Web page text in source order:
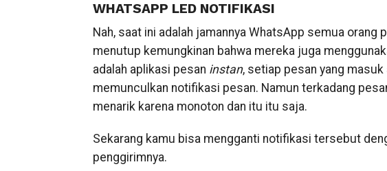
WHATSAPP LED NOTIFIKASI
Nah, saat ini adalah jamannya WhatsApp semua orang
menutup kemungkinan bahwa mereka juga
adalah aplikasi pesan instan, setiap pesan yang masuk
memunculkan notifikasi pesan. Namun terkadang
menarik karena monoton dan itu itu saja.
Sekarang kamu bisa mengganti notifikasi tersebut
penggirimnya.